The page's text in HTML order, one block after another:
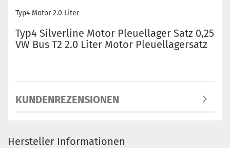
Typ4 Motor 2.0 Liter
Typ4 Silverline Motor Pleuellager Satz 0,25
VW Bus T2 2.0 Liter Motor Pleuellagersatz
KUNDENREZENSIONEN
Hersteller Informationen